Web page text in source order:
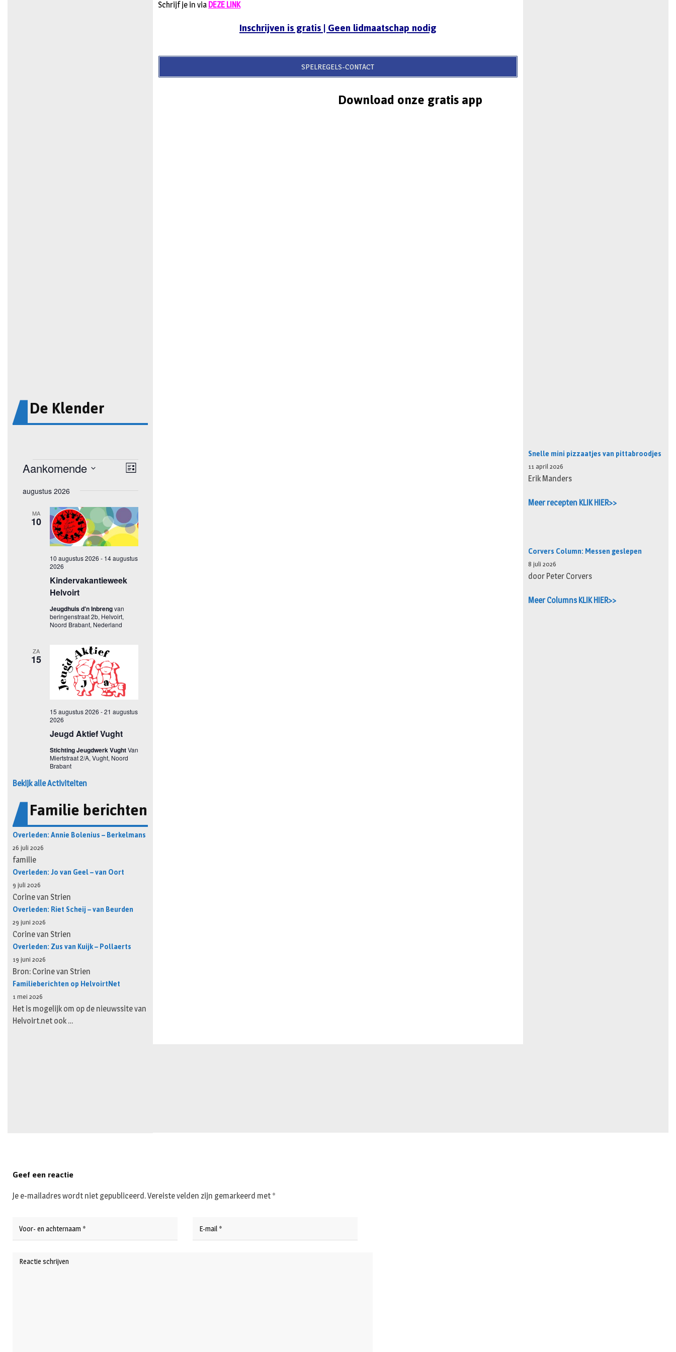
De Klender
Bekijk alle Activiteiten
Familie berichten
Overleden: Annie Bolenius – Berkelmans
26 juli 2026
familie
Overleden: Jo van Geel – van Oort
9 juli 2026
Corine van Strien
Overleden: Riet Scheij – van Beurden
29 juni 2026
Corine van Strien
Overleden: Zus van Kuijk – Pollaerts
19 juni 2026
Bron: Corine van Strien
Familieberichten op HelvoirtNet
1 mei 2026
Het is mogelijk om op de nieuwssite van
Helvoirt.net ook …
Schrijf je in via DEZE LINK
Inschrijven is gratis | Geen lidmaatschap nodig
SPELREGELS-CONTACT
Download onze gratis app
Snelle mini pizzaatjes van pittabroodjes
11 april 2026
Erik Manders
Meer recepten KLIK HIER>>
Corvers Column: Messen geslepen
8 juli 2026
door Peter Corvers
Meer Columns KLIK HIER>>
Geef een reactie
Je e-mailadres wordt niet gepubliceerd.Vereiste velden zijn gemarkeerd met *